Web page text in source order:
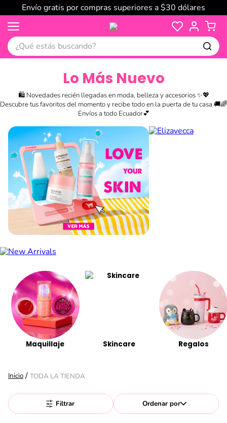
Envío gratis por compras superiores a $30 dólares
¿Qué estás buscando?
Lo Más Nuevo
🛍️ Novedades recién llegadas en moda, belleza y accesorios ✨💖
Descubre tus favoritos del momento y recibe todo en la puerta de tu casa 🚚🌈
Envíos a todo Ecuador💕
Maquillaje Skincare Regalos
TODA LA TIENDA
Filtrar Ordenar por